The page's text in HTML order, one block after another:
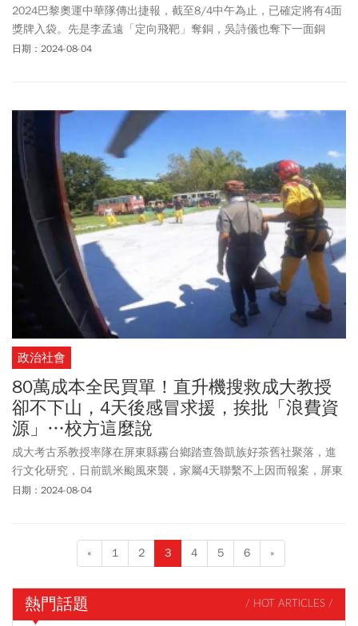
2024巴黎奧運中華隊傳出捷報，截至8/4中午為止，已確定將有4面
獎牌入袋。先是李孟遠「定向飛靶」奪銅，吳詩儀也奪下一面銅
牌，拳擊女王陳念琴挺進4強，保底銅牌，「麟洋配」王齊麟、李洋
迷客夏則是部份商品推出限時5小時的買一送一的優惠。此外，連鎖
咖啡業者星巴克則是推出星巴克數位體驗至8月9日，只要完成數位
體驗遊戲，就能獲得限定優惠，包括買1送1、第2杯半價等優惠券，
星冰樂也有買1送1。
日期：2024-08-04
政治社會
80萬成本全民買單！直升機搜救成大教授
卻不下山，4天後感冒求援，挨批「浪費資
源」…校方這麼說
成大考古系教授率隊在屏東縣霧台鄉踏查魯凱族好茶舊社聚落，進
行文化研究，日前凱米颱風來襲，家屬4天聯繫不上因而報案，屏東
縣消防局7/28出動空勤和特搜聯合救援，找到4人，但他們表示很平
本每小時約20萬元，對於教授的救援飛2趟搜救成本至少80萬元起
跳。對此，屏東消防局以有急需撤離及就醫的必要性，不收取搜救
年報導，當年為山林解禁1周年，統計空勤總隊出勤救援山難次數增
加1倍，飛行成本也增加3200萬元，以救援時數換算每小時成本將近
日期：2024-08-04
« 1 2 3 4 5 6 »
熱門話題 / HOT ARTICLES /